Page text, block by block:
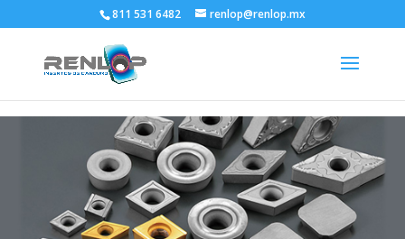
811 531 6482 renlop@renlop.mx